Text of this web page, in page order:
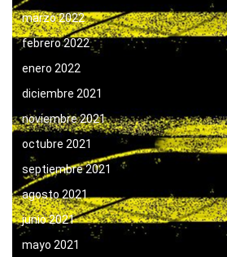
marzo 2022
febrero 2022
enero 2022
diciembre 2021
noviembre 2021
octubre 2021
septiembre 2021
agosto 2021
junio 2021
mayo 2021